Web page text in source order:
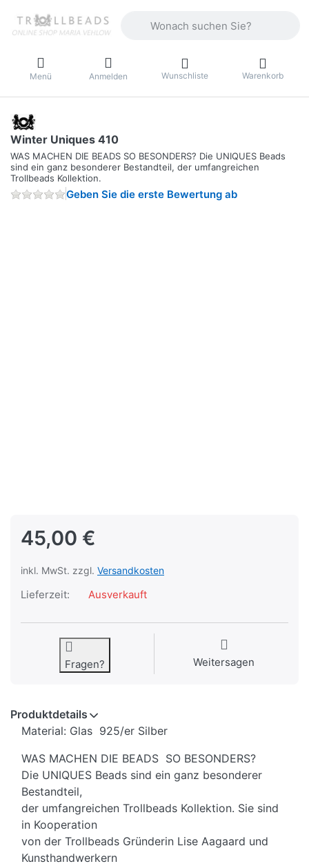
Menü Anmelden Wunschliste Warenkorb
Winter Uniques 410
WAS MACHEN DIE BEADS SO BESONDERS? Die UNIQUES Beads
sind ein ganz besonderer Bestandteil, der umfangreichen
Trollbeads Kollektion.
Geben Sie die erste Bewertung ab
45,00 €
inkl. MwSt. zzgl. Versandkosten
Lieferzeit: Ausverkauft
Fragen? Weitersagen
Produktdetails
Material: Glas 925/er Silber
WAS MACHEN DIE BEADS SO BESONDERS?
Die UNIQUES Beads sind ein ganz besonderer
Bestandteil,
der umfangreichen Trollbeads Kollektion. Sie sind
in Kooperation
von der Trollbeads Gründerin Lise Aagaard und
Kunsthandwerkern